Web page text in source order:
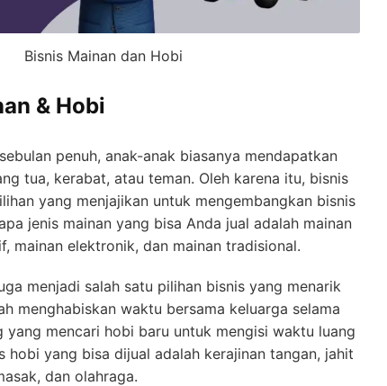
Bisnis Mainan dan Hobi
& Hobi
penuh, anak-anak biasanya mendapatkan
tua, kerabat, atau teman. Oleh karena itu, bisnis
yang menjajikan untuk mengembangkan bisnis
jenis mainan yang bisa Anda jual adalah mainan
mainan elektronik, dan mainan tradisional.
menjadi salah satu pilihan bisnis yang menarik
menghabiskan waktu bersama keluarga selama
yang mencari hobi baru untuk mengisi waktu luang
hobi yang bisa dijual adalah kerajinan tangan, jahit
dan olahraga.